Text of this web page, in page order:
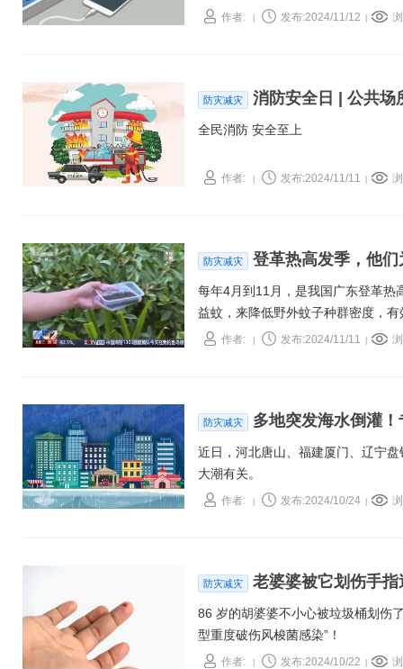
作者: 发布:2024/11/12
防灾减灾 消防安全日 | 公共场
全民消防 安全至上
作者: 发布:2024/11/11
防灾减灾 登革热高发季，他
每年4月到11月，是我国广东登革热
益蚊，来降低野外蚊子种群密度，
作者: 发布:2024/11/11
防灾减灾 多地突发海水倒灌
近日，河北唐山、福建厦门、辽宁
大潮有关。
作者: 发布:2024/10/24
防灾减灾 老婆婆被它划伤手
86 岁的胡婆婆不小心被垃圾桶划伤
型重度破伤风梭菌感染”！
作者: 发布:2024/10/22